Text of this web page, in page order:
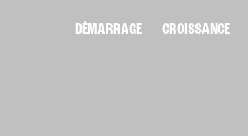
DÉMARRAGE CROISSANCE